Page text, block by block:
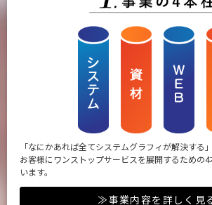
「なにかあれば全てシステムグラフィが解決する
お客様にワンストップサービスを展開するための
います。
≫事業内容を詳しく見